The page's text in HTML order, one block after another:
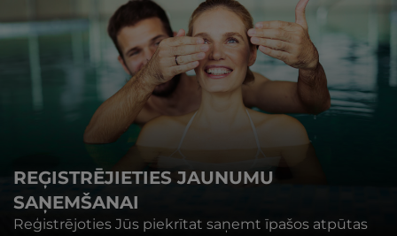
REĢISTRĒJIETIES JAUNUMU
SAŅEMŠANAI
Reģistrējoties Jūs piekrītat saņemt īpašos atpūtas